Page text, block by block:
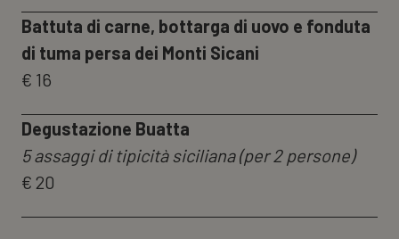
Battuta di carne, bottarga di uovo e fonduta
di tuma persa dei Monti Sicani
€ 16
Degustazione Buatta
5 assaggi di tipicità siciliana (per 2 persone)
€ 20